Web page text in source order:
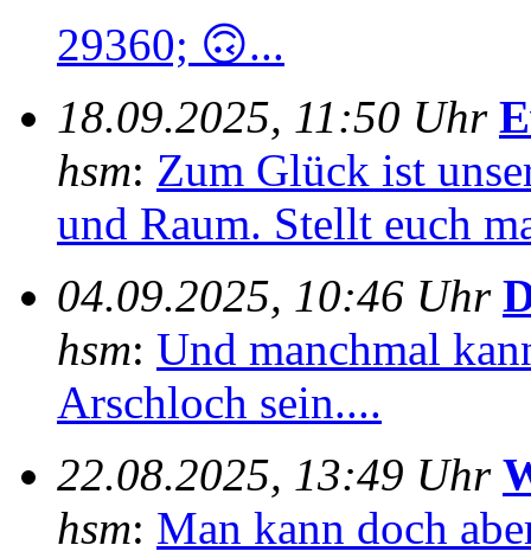
29360; 🙃...
18.09.2025, 11:50 Uhr
hsm: Zum Glück ist
und Raum. Stellt euch
04.09.2025, 10:46 Uhr
hsm: Und manchmal
Arschloch sein....
22.08.2025, 13:49 Uhr
hsm: Man kann doch